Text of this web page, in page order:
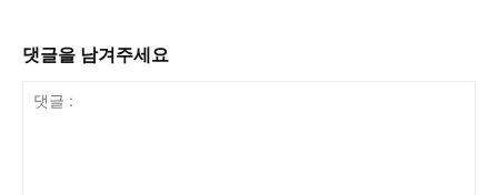
댓글을 남겨주세요